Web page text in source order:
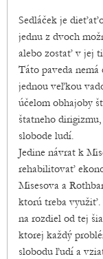
Sedláček je
jednu z dvoch
alebo zostať v jej
Táto paveda
jednou veľkou
účelom obhajoby
štatneho
slobode ludí.
Jedine návrat k
rehabilitovať
Misesova a
ktorú treba využiť.
na rozdiel od tej
ktorej každý
slobodu ľudí a